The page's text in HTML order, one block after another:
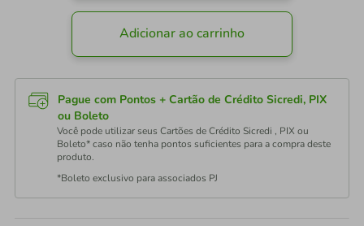
Adicionar ao carrinho
Pague com Pontos + Cartão de Crédito Sicredi, PIX
ou Boleto
Você pode utilizar seus Cartões de Crédito Sicredi , PIX ou
Boleto* caso não tenha pontos suficientes para a compra deste
produto.
*Boleto exclusivo para associados PJ